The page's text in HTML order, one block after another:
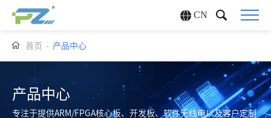
CN
首页 - 产品中心
产品中心
专注于提供ARM/FPGA核心板、开发板、软件无线电以及客户定制